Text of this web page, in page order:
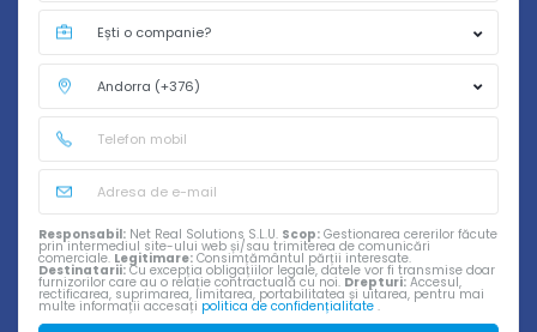
Responsabil: Net Real Solutions S.L.U. Scop: Gestionarea cererilor făcute
prin intermediul site-ului web și/sau trimiterea de comunicări
comerciale. Legitimare: Consimțământul părții interesate.
Destinatarii: Cu excepția obligațiilor legale, datele vor fi transmise doar
furnizorilor care au o relație contractuală cu noi. Drepturi: Accesul,
rectificarea, suprimarea, limitarea, portabilitatea și uitarea, pentru mai
multe informații accesați politica de confidențialitate .